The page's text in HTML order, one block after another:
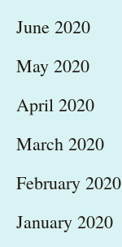
June 2020
May 2020
April 2020
March 2020
February 2020
January 2020